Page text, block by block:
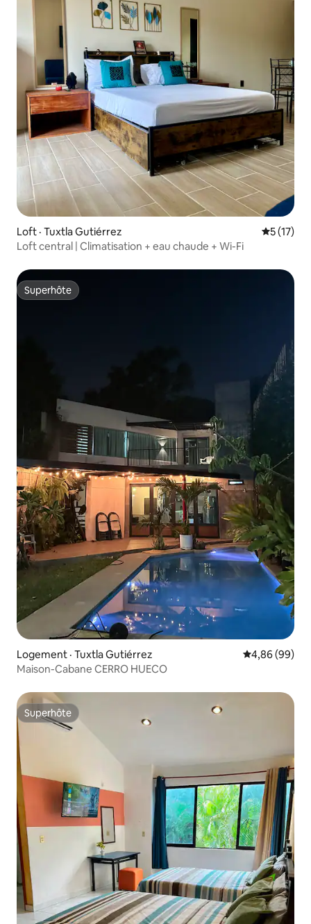
Loft · Tuxtla Gutiérrez Note
5 (17)
Loft central | Climatisation + eau chaude + Wi-Fi
Superhôte
Superhôte
Logement · Tuxtla Gutiérrez Note
4,86 (99)
Maison-Cabane CERRO HUECO
Superhôte
Superhôte